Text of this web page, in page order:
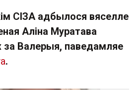
СІЗА адбылося вяселле
Аліна Муратава
Валерыя, паведамляе
.